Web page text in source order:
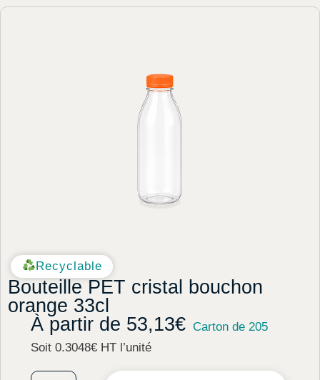
Recyclable
Bouteille PET cristal bouchon
orange 33cl
À partir de 53,13€
Soit 0.3048€ HT l’unité
Carton de 205